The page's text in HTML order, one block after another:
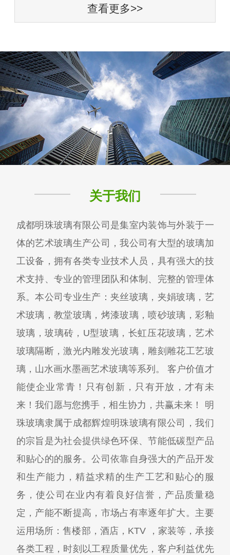
查看更多>>
关于我们
成都明珠玻璃有限公司是集室内装饰与外装于一
体的艺术玻璃生产公司，我公司有大型的玻璃加
工设备，拥有各类专业技术人员，具有强大的技
术支持、专业的管理团队和体制、完整的管理体
系。本公司专业生产：夹丝玻璃，夹娟玻璃，艺
术玻璃，教堂玻璃，烤漆玻璃，喷砂玻璃，彩釉
玻璃，玻璃砖，U型玻璃，长虹压花玻璃，艺术
玻璃隔断，激光内雕发光玻璃，雕刻雕花工艺玻
璃，山水画水墨画艺术玻璃等系列。 客户价值才
能使企业常青！只有创新，只有开放，才有未
来！我们愿与您携手，相生协力，共赢未来！ 明
珠玻璃隶属于成都辉煌明珠玻璃有限公司，我们
的宗旨是为社会提供绿色环保、节能低碳型产品
和贴心的的服务。公司依靠自身强大的产品开发
和生产能力，精益求精的生产工艺和贴心的服
务，使公司在业内有着良好信誉，产品质量稳
定，产能不断提高，市场占有率逐年扩大。主要
运用场所：售楼部，酒店，KTV ，家装等，承接
各类工程，时刻以工程质量优先，客户利益优先